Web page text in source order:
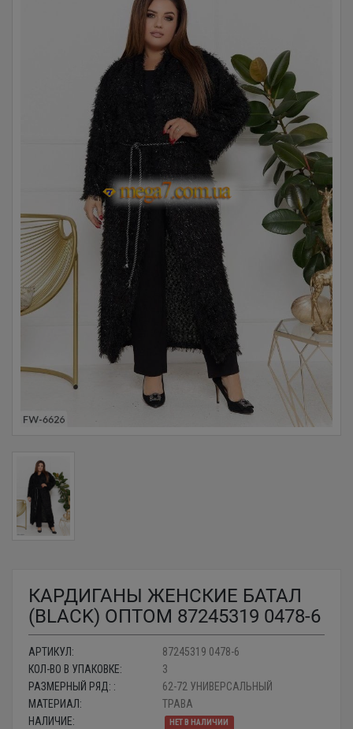
КАРДИГАНЫ ЖЕНСКИЕ БАТАЛ
(BLACK) ОПТОМ 87245319 0478-6
АРТИКУЛ:
87245319 0478-6
КОЛ-ВО В УПАКОВКЕ:
3
РАЗМЕРНЫЙ РЯД: :
62-72 УНИВЕРСАЛЬНЫЙ
МАТЕРИАЛ:
ТРАВА
НАЛИЧИЕ:
НЕТ В НАЛИЧИИ